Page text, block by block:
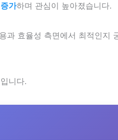
가하며 관심이 높아졌습니다.
과 효율성 측면에서 최적인지
니다.